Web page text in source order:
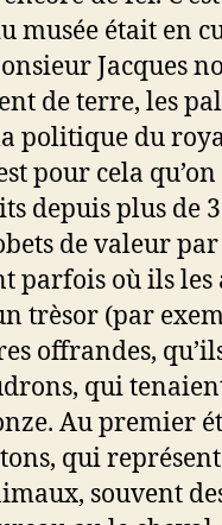
musée était en
Jacques
de terre, les
politique du
pour cela
depuis plus de
de valeur
où ils les
trèsor (par
offrandes,
qui
Au premier
qui
souvent